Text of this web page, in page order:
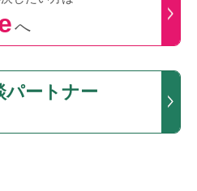
へ
パートナー